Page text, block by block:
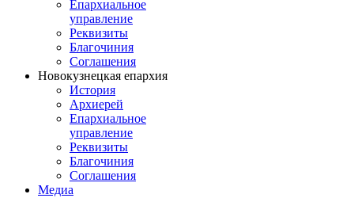
Епархиальное
управление
Реквизиты
Благочиния
Соглашения
Новокузнецкая епархия
История
Архиерей
Епархиальное
управление
Реквизиты
Благочиния
Соглашения
Медиа